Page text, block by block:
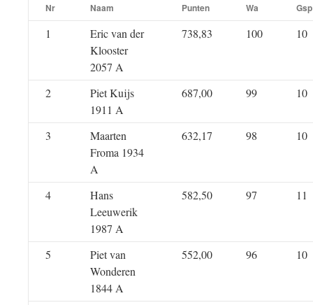
Nr Naam Punten Wa Gsp
1
Eric van der
Klooster
2057 A
738,83 100 10
2
Piet Kuijs
1911 A
687,00 99 10
3
Maarten
Froma 1934
A
632,17 98 10
4
Hans
Leeuwerik
1987 A
582,50 97 11
5
Piet van
Wonderen
1844 A
552,00 96 10